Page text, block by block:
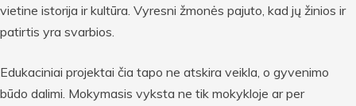
vietine istorija ir kultūra. Vyresni žmonės pajuto, kad jų žinios ir
patirtis yra svarbios.
Edukaciniai projektai čia tapo ne atskira veikla, o gyvenimo
būdo dalimi. Mokymasis vyksta ne tik mokykloje ar per